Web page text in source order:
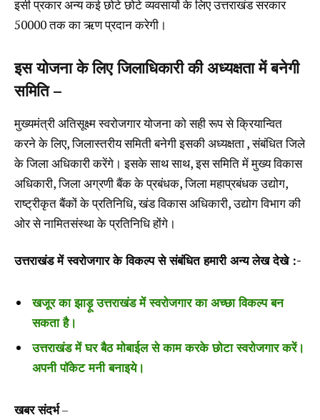
इसी प्रकार अन्य कई छोटे छोटे व्यवसायों के लिए उत्तराखंड सरकार
50000 तक का ऋण प्रदान करेगी।
इस योजना के लिए जिलाधिकारी की अध्यक्षता में बनेगी
समिति –
मुख्यमंत्री अतिसूक्ष्म स्वरोजगार योजना को सही रूप से क्रियान्वित
करने के लिए, जिलास्तरीय समिती बनेगी इसकी अध्यक्षता , संबंधित जिले
के जिला अधिकारी करेंगे। इसके साथ साथ, इस समिति में मुख्य विकास
अधिकारी, जिला अग्रणी बैंक के प्रबंधक, जिला महाप्रबंधक उद्योग,
राष्ट्रीकृत बैंकों के प्रतिनिधि, खंड विकास अधिकारी, उद्योग विभाग की
ओर से नामितसंस्था के प्रतिनिधि होंगे।
उत्तराखंड में स्वरोजगार के विकल्प से संबंधित हमारी अन्य लेख देखे :-
खजूर का झाड़ू उत्तराखंड में स्वरोजगार का अच्छा विकल्प बन
सकता है।
उत्तराखंड में घर बैठ मोबाईल से काम करके छोटा स्वरोजगार करें।
अपनी पॉकेट मनी बनाइये।
खबर संदर्भ–